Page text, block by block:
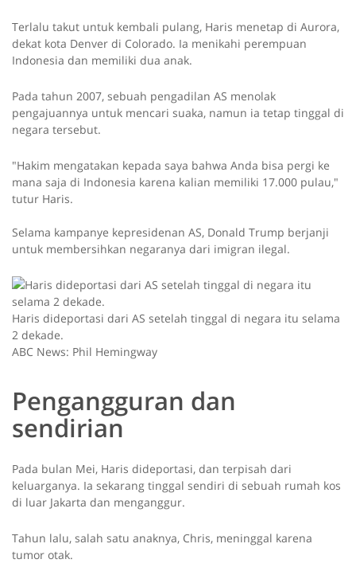
Terlalu takut untuk kembali pulang, Haris menetap di Aurora,
dekat kota Denver di Colorado. Ia menikahi perempuan
Indonesia dan memiliki dua anak.
Pada tahun 2007, sebuah pengadilan AS menolak
pengajuannya untuk mencari suaka, namun ia tetap tinggal di
negara tersebut.
"Hakim mengatakan kepada saya bahwa Anda bisa pergi ke
mana saja di Indonesia karena kalian memiliki 17.000 pulau,"
tutur Haris.
Selama kampanye kepresidenan AS, Donald Trump berjanji
untuk membersihkan negaranya dari imigran ilegal.
Haris dideportasi dari AS setelah tinggal di negara itu selama
2 dekade.
ABC News: Phil Hemingway
Pengangguran dan
sendirian
Pada bulan Mei, Haris dideportasi, dan terpisah dari
keluarganya. Ia sekarang tinggal sendiri di sebuah rumah kos
di luar Jakarta dan menganggur.
Tahun lalu, salah satu anaknya, Chris, meninggal karena
tumor otak.